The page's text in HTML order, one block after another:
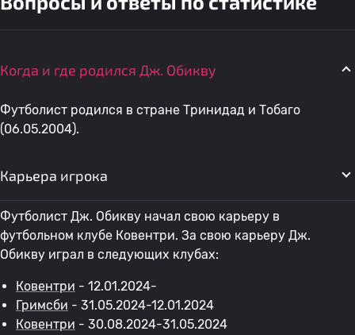
Когда и где родился Дж. Обикву
Футболист родился в стране Тринидад и Тобаго
(06.05.2004).
Карьера игрока
Футболист Дж. Обикву начал свою карьеру в
футбольном клубе Ковентри. За свою карьеру Дж.
Обикву играл в следующих клубах:
Ковентри - 12.01.2024-
Гримсби - 31.05.2024-12.01.2024
Ковентри - 30.08.2024-31.05.2024